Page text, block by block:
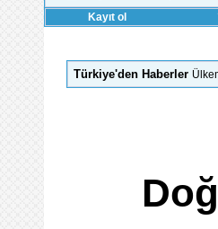
Kayıt ol
Türkiye'den Haberler